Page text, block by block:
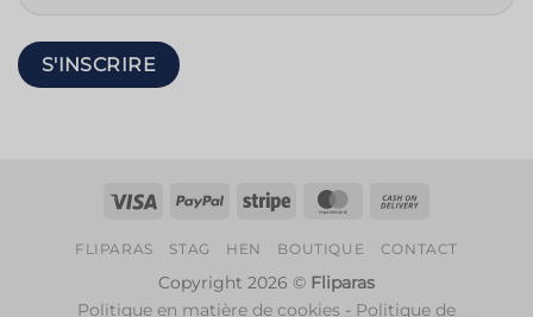
Visa PayPal Rayure MasterCard
FLIPARAS STAG HEN BOUTIQUE CONTACT
Copyright 2026 © Fliparas
Politique en matière de cookies - Politique de